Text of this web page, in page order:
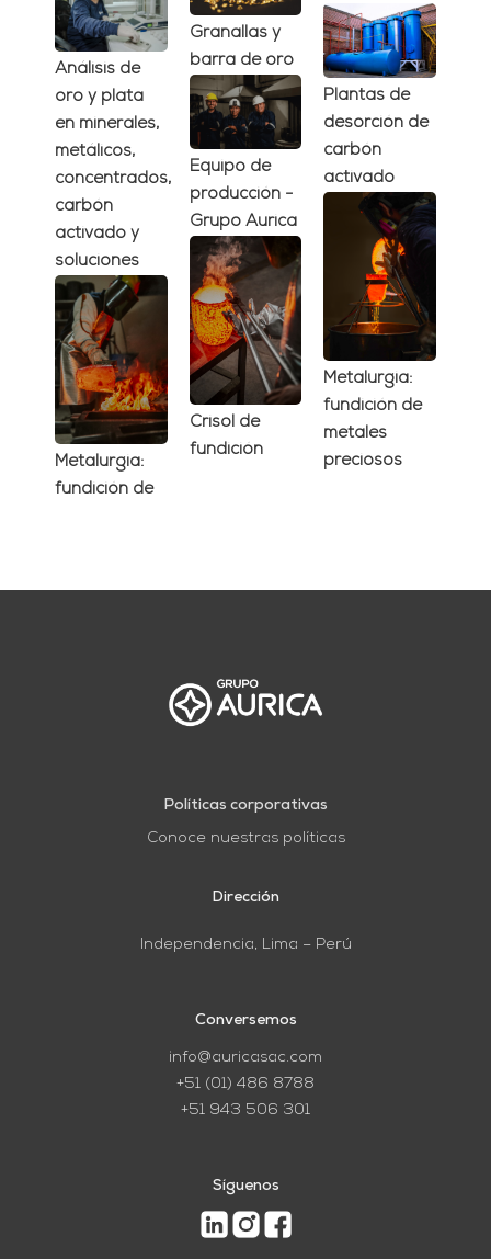
Análisis de
oro y plata
en minerales,
metálicos,
concentrados,
carbón
activado y
soluciones
Metalurgia:
fundición de
Granallas y
barra de oro
Equipo de
producción -
Grupo Aurica
Crisol de
fundición
Plantas de
desorción de
carbón
activado
Metalurgia:
fundición de
metales
preciosos
Políticas corporativas
Conoce nuestras políticas
Dirección
Independencia, Lima – Perú
Conversemos
info@auricasac.com
+51 (01) 486 8788
+51 943 506 301
Síguenos